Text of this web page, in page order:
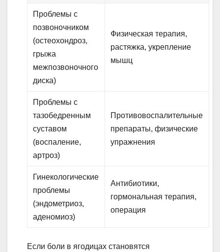
Проблемы с
позвоночником
(остеохондроз,
грыжа
межпозвоночного
диска)
Физическая терапия,
растяжка, укрепление
мышц
Проблемы с
тазобедренным
суставом
(воспаление,
артроз)
Противовоспалительные
препараты, физические
упражнения
Гинекологические
проблемы
(эндометриоз,
аденомиоз)
Антибиотики,
гормональная терапия,
операция
Если боли в ягодицах становятся